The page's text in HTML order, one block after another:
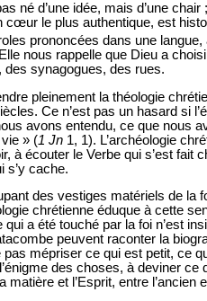
né d’une idée, mais d’une
cœur le plus authentique, est
prononcées dans une
nous rappelle que Dieu a
synagogues, des rues.
pleinement la théologie
Ce n’est pas un hasard si
avons entendu, ce que nous
» (1 Jn 1, 1). L’archéologie
à écouter le Verbe qui s’est fait
s’y cache.
des vestiges matériels de
chrétienne éduque à cette
qui a été touché par la foi n’est
peuvent raconter la
pas mépriser ce qui est petit, ce
des choses, à deviner
matière et l’Esprit, entre l’ancien